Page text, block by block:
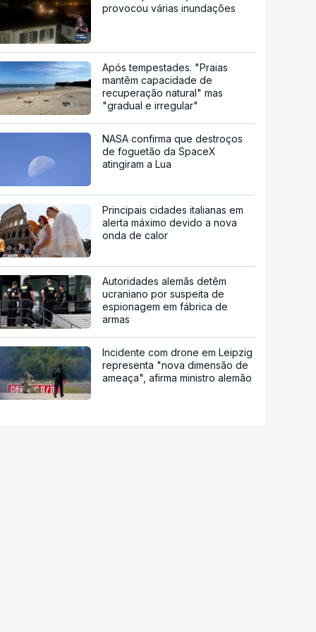
provocou várias inundações
Após tempestades. "Praias
mantêm capacidade de
recuperação natural" mas
"gradual e irregular"
NASA confirma que destroços
de foguetão da SpaceX
atingiram a Lua
Principais cidades italianas em
alerta máximo devido a nova
onda de calor
Autoridades alemãs detêm
ucraniano por suspeita de
espionagem em fábrica de
armas
Incidente com drone em Leipzig
representa "nova dimensão de
ameaça", afirma ministro alemão